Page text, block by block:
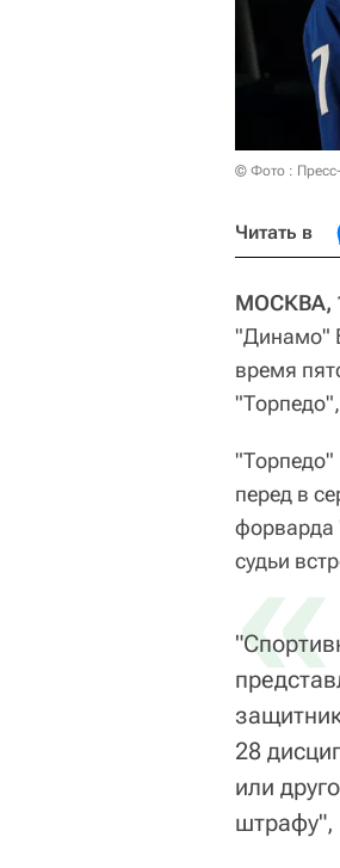
© Фото :
Читать в
МОСКВА,
"Динамо"
время
"Торпедо",
перед в
форварда
судьи
«
28
или
штрафу",